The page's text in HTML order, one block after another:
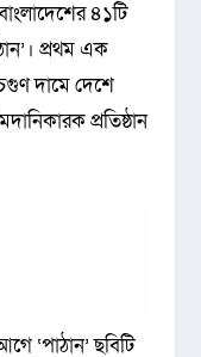
৪১টি
প্রথম এক
দামে দেশে
প্রতিষ্ঠান
‘পাঠান’ ছবিটি